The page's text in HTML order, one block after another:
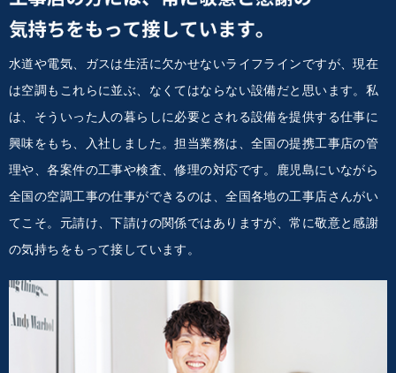
水道や電気、ガスは生活に欠かせないライフラインですが、現在
は空調もこれらに並ぶ、なくてはならない設備だと思います。私
は、そういった人の暮らしに必要とされる設備を提供する仕事に
興味をもち、入社しました。担当業務は、全国の提携工事店の管
理や、各案件の工事や検査、修理の対応です。鹿児島にいながら
全国の空調工事の仕事ができるのは、全国各地の工事店さんがい
てこそ。元請け、下請けの関係ではありますが、常に敬意と感謝
の気持ちをもって接しています。